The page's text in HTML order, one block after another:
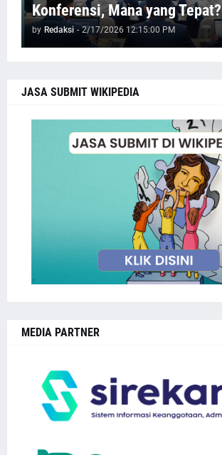
Konferensi, Mana yang Tepat?
by Redaksi - 2/17/2026 12:15:00 PM
JASA SUBMIT WIKIPEDIA
MEDIA PARTNER